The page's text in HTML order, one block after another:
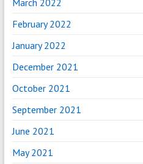
March 2022
February 2022
January 2022
December 2021
October 2021
September 2021
June 2021
May 2021